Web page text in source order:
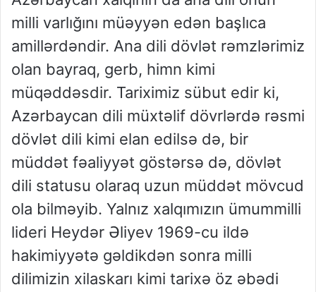
milli varlığını müəyyən edən başlıca
amillərdəndir. Ana dili dövlət rəmzlərimiz
olan bayraq, gerb, himn kimi
müqəddəsdir. Tariximiz sübut edir ki,
Azərbaycan dili müxtəlif dövrlərdə rəsmi
dövlət dili kimi elan edilsə də, bir
müddət fəaliyyət göstərsə də, dövlət
dili statusu olaraq uzun müddət mövcud
ola bilməyib. Yalnız xalqımızın ümummilli
lideri Heydər Əliyev 1969-cu ildə
hakimiyyətə gəldikdən sonra milli
dilimizin xilaskarı kimi tarixə öz əbədi